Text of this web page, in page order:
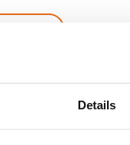
Details